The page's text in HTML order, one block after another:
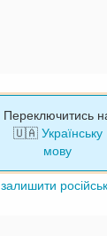
Переключитись
🇺🇦 Українську
мову
залишити